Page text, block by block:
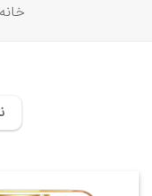
خانه